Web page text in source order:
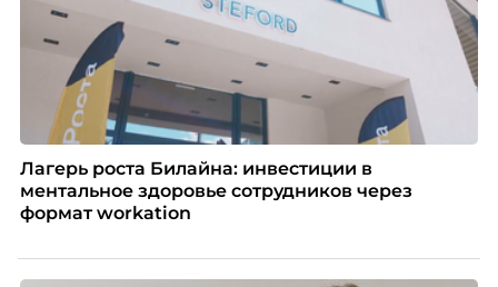
Лагерь роста Билайна: инвестиции в
ментальное здоровье сотрудников через
формат workation